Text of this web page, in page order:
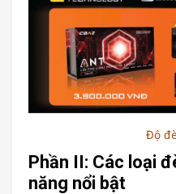
Độ
Phần II: Các loại
năng nổi bật